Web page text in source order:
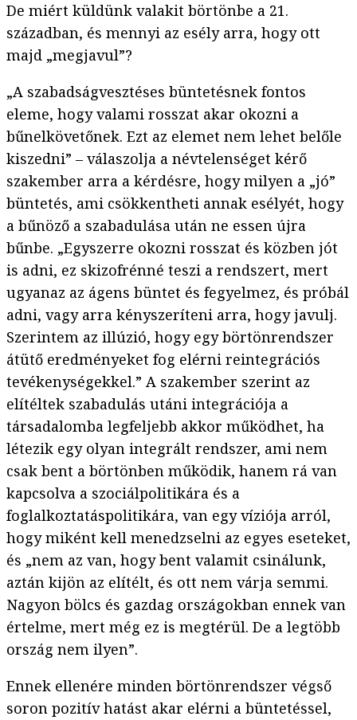
De miért küldünk valakit börtönbe a 21.
században, és mennyi az esély arra, hogy ott
majd „megjavul”?
„A szabadságvesztéses büntetésnek fontos
eleme, hogy valami rosszat akar okozni a
bűnelkövetőnek. Ezt az elemet nem lehet belőle
kiszedni” – válaszolja a névtelenséget kérő
szakember arra a kérdésre, hogy milyen a „jó”
büntetés, ami csökkentheti annak esélyét, hogy
a bűnöző a szabadulása után ne essen újra
bűnbe. „Egyszerre okozni rosszat és közben jót
is adni, ez skizofrénné teszi a rendszert, mert
ugyanaz az ágens büntet és fegyelmez, és próbál
adni, vagy arra kényszeríteni arra, hogy javulj.
Szerintem az illúzió, hogy egy börtönrendszer
átütő eredményeket fog elérni reintegrációs
tevékenységekkel.” A szakember szerint az
elítéltek szabadulás utáni integrációja a
társadalomba legfeljebb akkor működhet, ha
létezik egy olyan integrált rendszer, ami nem
csak bent a börtönben működik, hanem rá van
kapcsolva a szociálpolitikára és a
foglalkoztatáspolitikára, van egy víziója arról,
hogy miként kell menedzselni az egyes eseteket,
és „nem az van, hogy bent valamit csinálunk,
aztán kijön az elítélt, és ott nem várja semmi.
Nagyon bölcs és gazdag országokban ennek van
értelme, mert még ez is megtérül. De a legtöbb
ország nem ilyen”.
Ennek ellenére minden börtönrendszer végső
soron pozitív hatást akar elérni a büntetéssel,